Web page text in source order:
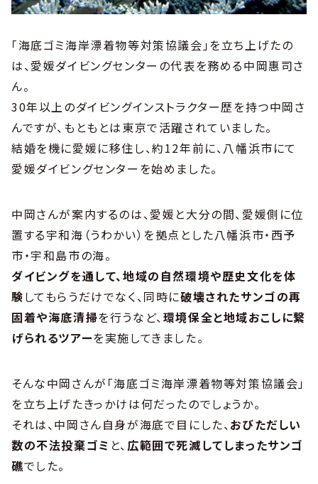
「海底ゴミ海岸漂着物等対策協議会」を立ち上げたの
は、愛媛ダイビングセンターの代表を務める中岡惠司さ
ん。
30年以上のダイビングインストラクター歴を持つ中岡さ
んですが、もともとは東京で活躍されていました。
結婚を機に愛媛に移住し、約12年前に、八幡浜市にて
愛媛ダイビングセンターを始めました。
中岡さんが案内するのは、愛媛と大分の間、愛媛側に位
置する宇和海（うわかい）を拠点とした八幡浜市・西予
市・宇和島市の海。
ダイビングを通して、地域の自然環境や歴史文化を体
験してもらうだけでなく、同時に破壊されたサンゴの再
固着や海底清掃を行うなど、環境保全と地域おこしに繋
げられるツアーを実施してきました。
そんな中岡さんが「海底ゴミ海岸漂着物等対策協議会」
を立ち上げたきっかけは何だったのでしょうか。
それは、中岡さん自身が海底で目にした、おびただしい
数の不法投棄ゴミ と、 広範囲で死滅してしまったサンゴ
礁でした。